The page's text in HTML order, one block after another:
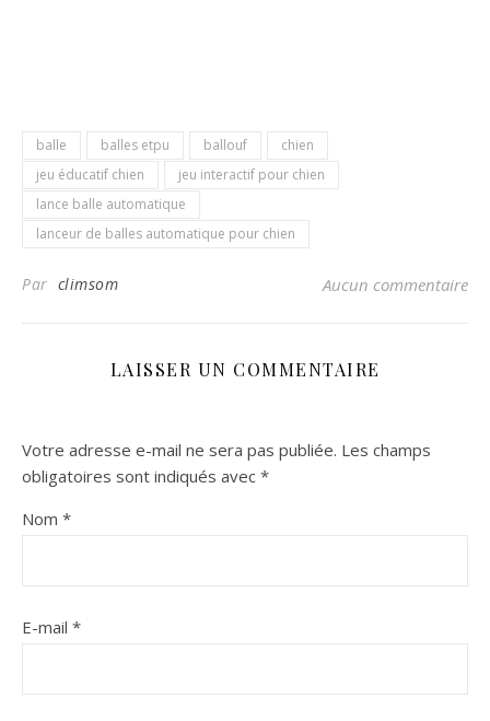
balle balles etpu ballouf
chien
jeu éducatif chien
jeu interactif pour chien
lance balle automatique
lanceur de balles automatique pour chien
Par climsom Aucun commentaire
LAISSER UN COMMENTAIRE
Votre adresse e-mail ne sera pas publiée. Les champs
obligatoires sont indiqués avec *
Nom *
E-mail *